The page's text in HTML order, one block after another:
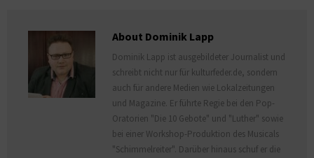
About Dominik Lapp
Dominik Lapp ist ausgebildeter Journalist und
schreibt nicht nur für kulturfeder.de, sondern
auch für andere Medien wie Lokalzeitungen
und Magazine. Er führte Regie bei den Pop-
Oratorien "Die 10 Gebote" und "Luther" sowie
bei einer Workshop-Produktion des Musicals
"Schimmelreiter". Darüber hinaus schuf er die